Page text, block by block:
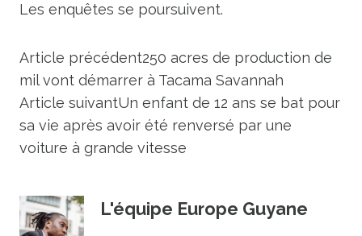
Les enquêtes se poursuivent.
Article précédent250 acres de production de
mil vont démarrer à Tacama Savannah
Article suivantUn enfant de 12 ans se bat pour
sa vie après avoir été renversé par une
voiture à grande vitesse
L'équipe Europe Guyane